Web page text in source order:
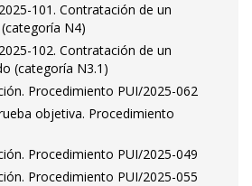
101. Contratación de un
N4)
102. Contratación de un
(categoría N3.1)
Procedimiento PUI/2025-062
objetiva. Procedimiento
Procedimiento PUI/2025-049
Procedimiento PUI/2025-055